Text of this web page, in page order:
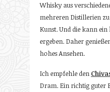
Whisky aus
mehreren Distillerien
Kunst. Und die kann
ergeben. Daher
hohes Ansehen.
Ich empfehle den
Dram. Ein richtig guter